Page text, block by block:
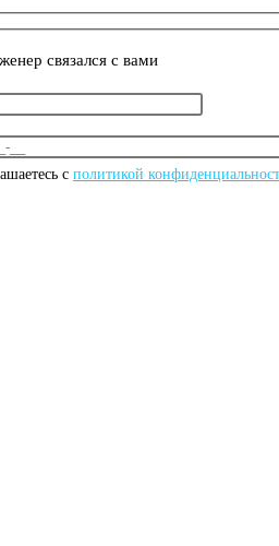
связался с вами
с политикой